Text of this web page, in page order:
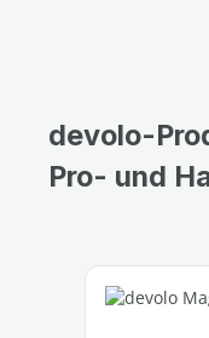
devolo-
Pro- und
Produktgalerie